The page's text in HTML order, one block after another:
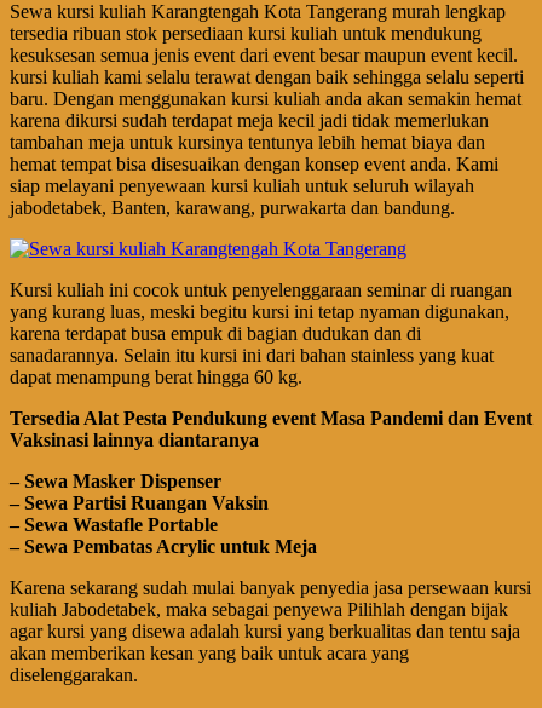
Sewa kursi kuliah Karangtengah Kota Tangerang murah lengkap
tersedia ribuan stok persediaan kursi kuliah untuk mendukung
kesuksesan semua jenis event dari event besar maupun event kecil.
kursi kuliah kami selalu terawat dengan baik sehingga selalu seperti
baru. Dengan menggunakan kursi kuliah anda akan semakin hemat
karena dikursi sudah terdapat meja kecil jadi tidak memerlukan
tambahan meja untuk kursinya tentunya lebih hemat biaya dan
hemat tempat bisa disesuaikan dengan konsep event anda. Kami
siap melayani penyewaan kursi kuliah untuk seluruh wilayah
jabodetabek, Banten, karawang, purwakarta dan bandung.
Kursi kuliah ini cocok untuk penyelenggaraan seminar di ruangan
yang kurang luas, meski begitu kursi ini tetap nyaman digunakan,
karena terdapat busa empuk di bagian dudukan dan di
sanadarannya. Selain itu kursi ini dari bahan stainless yang kuat
dapat menampung berat hingga 60 kg.
Tersedia Alat Pesta Pendukung event Masa Pandemi dan Event
Vaksinasi lainnya diantaranya
– Sewa Masker Dispenser
– Sewa Partisi Ruangan Vaksin
– Sewa Wastafle Portable
– Sewa Pembatas Acrylic untuk Meja
Karena sekarang sudah mulai banyak penyedia jasa persewaan kursi
kuliah Jabodetabek, maka sebagai penyewa Pilihlah dengan bijak
agar kursi yang disewa adalah kursi yang berkualitas dan tentu saja
akan memberikan kesan yang baik untuk acara yang
diselenggarakan.